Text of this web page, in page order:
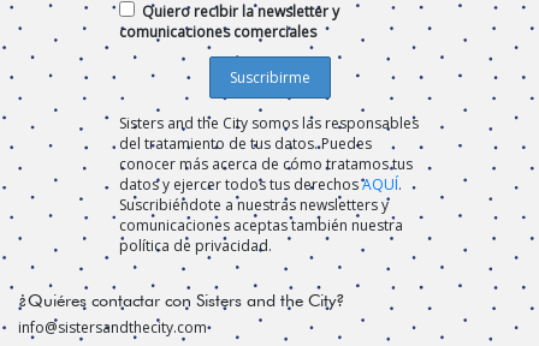
Quiero recibir la newsletter y
comunicaciones comerciales
Sisters and the City somos las responsables
del tratamiento de tus datos. Puedes
conocer más acerca de cómo tratamos tus
datos y ejercer todos tus derechosAQUÍ.
Suscribiéndote a nuestras newsletters y
comunicaciones aceptas también nuestra
política de privacidad.
¿Quiéres contactar con Sisters and the City?
info@sistersandthecity.com